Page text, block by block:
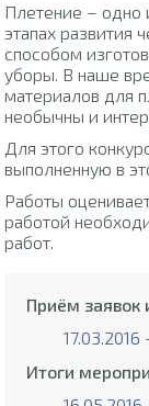
Плетение – одно
этапах развития
способом
уборы. В наше
материалов для
необычны и
Для этого
выполненную в
Работы
работой
работ.
Приём заявок
Итоги